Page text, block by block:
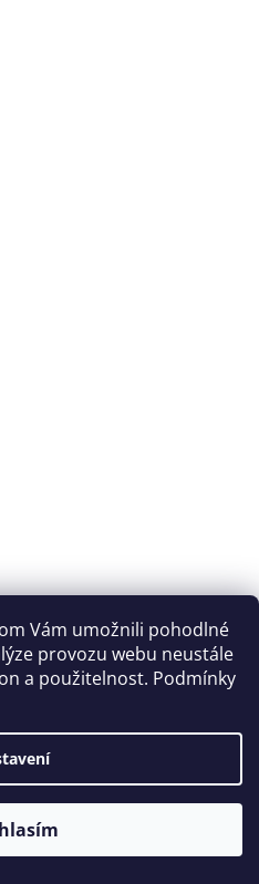
Vám umožnili pohodlné
provozu webu neustále
a použitelnost. Podmínky